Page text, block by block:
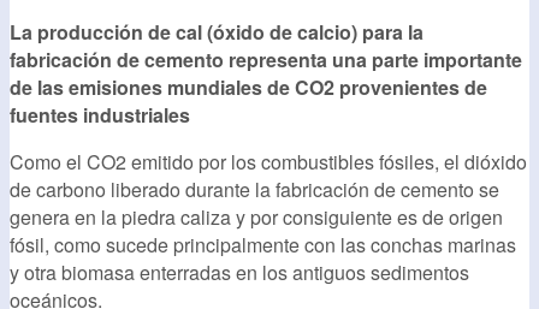
La producción de cal (óxido de calcio) para la
fabricación de cemento representa una parte importante
de las emisiones mundiales de CO2 provenientes de
fuentes industriales
Como el CO2 emitido por los combustibles fósiles, el dióxido
de carbono liberado durante la fabricación de cemento se
genera en la piedra caliza y por consiguiente es de origen
fósil, como sucede principalmente con las conchas marinas
y otra biomasa enterradas en los antiguos sedimentos
oceánicos.